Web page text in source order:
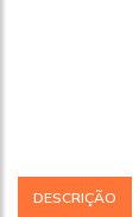
DESCRIÇÃO